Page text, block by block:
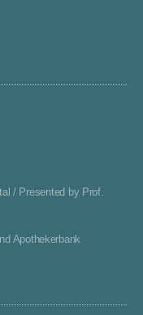
/ Presented by Prof.
Apothekerbank